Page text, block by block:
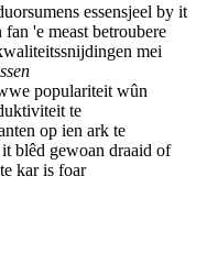
essensjeel by it
'e meast betroubere
mei
populariteit wûn
te
op ien ark te
blêd gewoan draaid of
kar is foar